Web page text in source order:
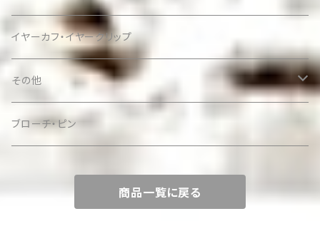
イヤーカフ・イヤークリップ
その他
ケース
ブローチ・ピン
商品一覧に戻る